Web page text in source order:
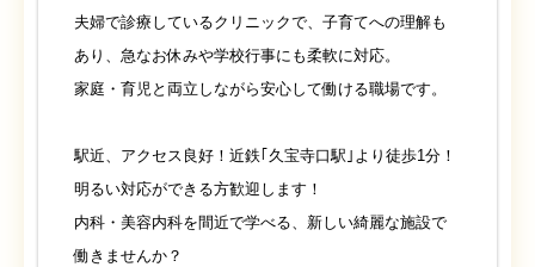
夫婦で診療しているクリニックで、子育てへの理解も
あり、急なお休みや学校行事にも柔軟に対応。
家庭・育児と両立しながら安心して働ける職場です。
駅近、アクセス良好！近鉄｢久宝寺口駅｣より徒歩1分！
明るい対応ができる方歓迎します！
内科・美容内科を間近で学べる、新しい綺麗な施設で
働きませんか？